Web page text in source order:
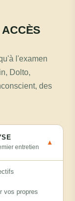
ACCÈS
l'examen
Dolto,
des
entretien
▼
vos propres